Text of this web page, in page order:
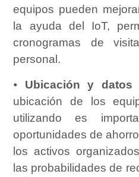
equipos pueden
la ayuda del IoT,
cronogramas de
personal.
⦁ Ubicación y datos
ubicación de los
utilizando es
oportunidades de
los activos
las probabilidades de